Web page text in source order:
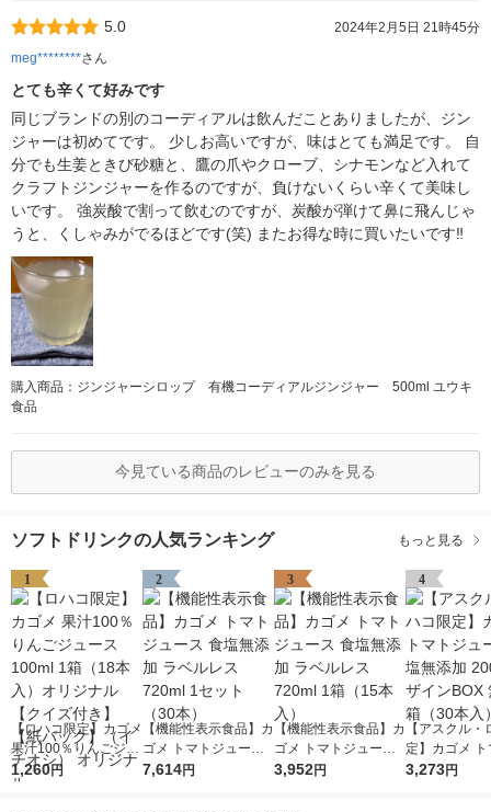
5.0
2024年2月5日 21時45分
meg********さん
とても辛くて好みです
同じブランドの別のコーディアルは飲んだことありましたが、ジン
ジャーは初めてです。 少しお高いですが、味はとても満足です。 自
分でも生姜ときび砂糖と、鷹の爪やクローブ、シナモンなど入れて
クラフトジンジャーを作るのですが、負けないくらい辛くて美味し
いです。 強炭酸で割って飲むのですが、炭酸が弾けて鼻に飛んじゃ
うと、くしゃみがでるほどです(笑) またお得な時に買いたいです‼️
購入商品：ジンジャーシロップ 有機コーディアルジンジャー 500ml ユウキ
食品
今見ている商品のレビューのみを見る
ソフトドリンクの人気ランキング もっと見る
1
【ロハコ限定】カゴメ
果汁100％りんごジュ
ース100ml 1箱（18本
1,260円
2
【機能性表示食品】カ
ゴメ トマトジュース
食塩無添加 ラベルレ
7,614円
3
【機能性表示食品】カ
ゴメ トマトジュース
食塩無添加 ラベルレ
3,952円
4
【アスクル・
定】カゴメ
ュース 食塩
3,273円